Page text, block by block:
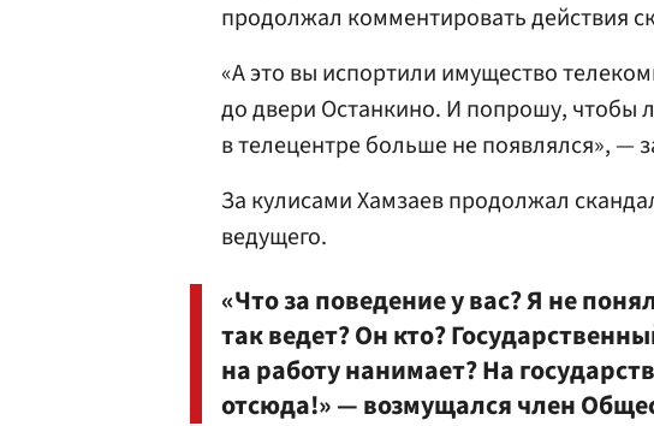
продолжал комментировать действия
«А это вы испортили имущество
до двери Останкино. И попрошу, чтобы
в телецентре больше не появлялся», —
За кулисами Хамзаев продолжал
ведущего.
«Что за поведение у вас? Я не
так ведет? Он кто?
на работу нанимает? На
отсюда!» — возмущался член